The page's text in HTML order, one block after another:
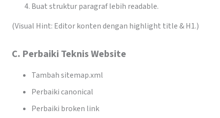
Buat struktur paragraf lebih readable.
(Visual Hint: Editor konten dengan highlight title & H1.)
C. Perbaiki Teknis Website
Tambah sitemap.xml
Perbaiki canonical
Perbaiki broken link